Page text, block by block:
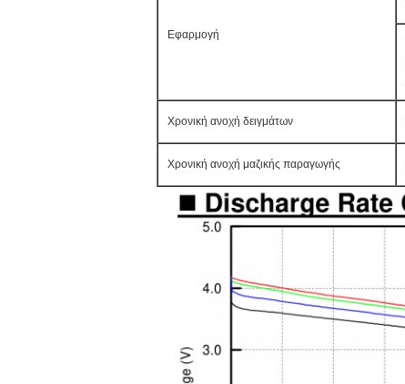
Εφαρμογή
Χρονική ανοχή δειγμάτων
Χρονική ανοχή μαζικής παραγωγής